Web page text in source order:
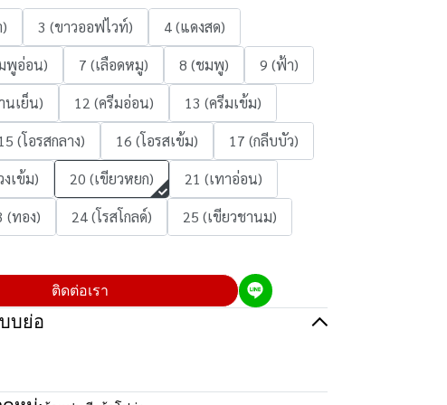
3 (ขาวออฟไวท์)
4 (แดงสด)
พูอ่อน) 7 (เลือดหมู) 8 (ชมพู)
9 (ฟ้า)
นเย็น) 12 (ครีมอ่อน)
13 (ครีมเข้ม)
(โอรสกลาง) 16 (โอรสเข้ม)
17 (กลีบบัว)
เข้ม) 20 (เขียวหยก)
21 (เทาอ่อน)
(ทอง) 24 (โรสโกลด์)
25 (เขียวชานม)
ติดต่อเรา
บย่อ